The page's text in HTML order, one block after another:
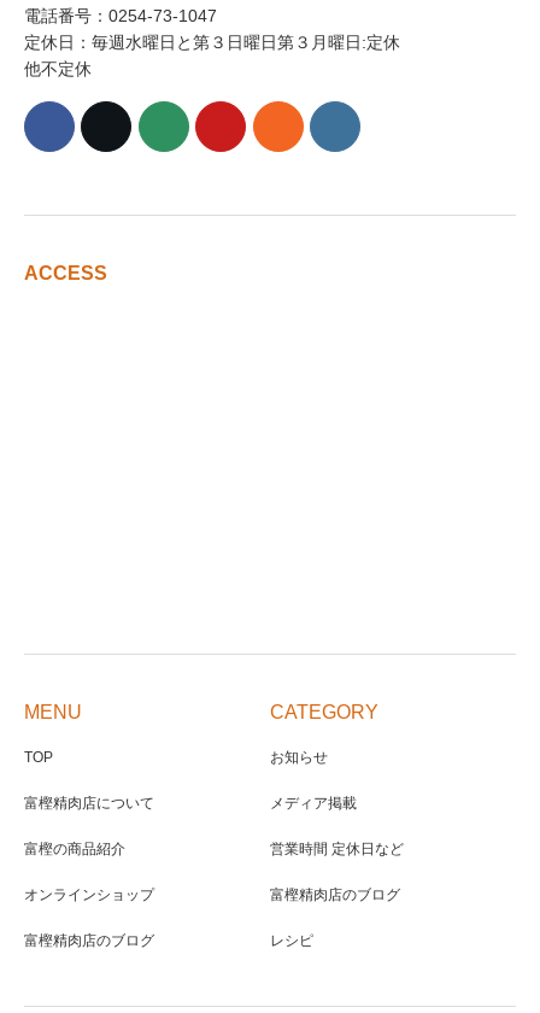
電話番号：0254-73-1047
定休日：毎週水曜日と第３日曜日第３月曜日:定休
他不定休
ACCESS
MENU
TOP
富樫精肉店について
富樫の商品紹介
オンラインショップ
富樫精肉店のブログ
CATEGORY
お知らせ
メディア掲載
営業時間 定休日など
富樫精肉店のブログ
レシピ